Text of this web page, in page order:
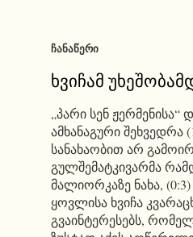
ᲩᲐᲜᲐᲬᲔᲠᲘ
ხვიჩამ
„პარი სენ ჟერმენისა“
ამხანაგური შეხვედრა
სანახაობით არ
გულშემატკივარმა
მალიორკაზე ნახა,
ყოვლისა ხვიჩა
გვაინტერესებს,